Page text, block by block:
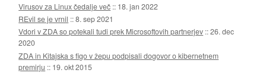
Virusov za Linux čedalje več :: 18. jan 2022
REvil se je vrnil ::8. sep 2021
Vdori v ZDA so potekali tudi prek Microsoftovih partnerjev ::26. dec
2020
ZDA in Kitajska s figo v žepu podpisali dogovor o kibernetnem
premirju :: 19. okt 2015